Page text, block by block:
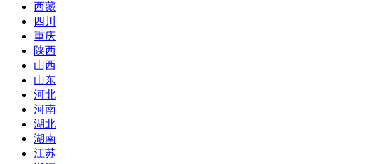
西藏
四川
重庆
陕西
山西
山东
河北
河南
湖北
湖南
江苏